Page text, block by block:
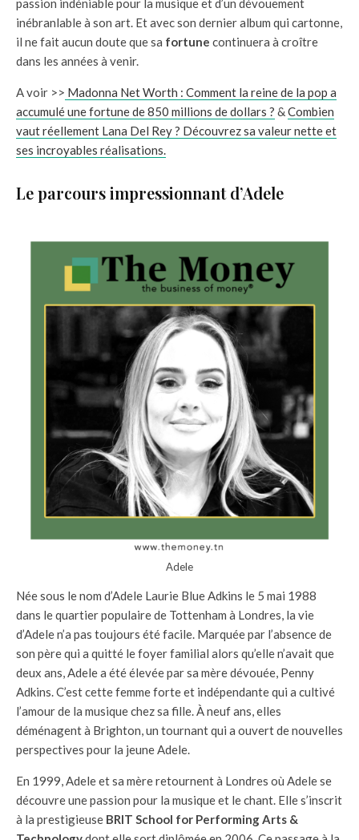
inébranlable à son art. Et avec son dernier album qui cartonne,
il ne fait aucun doute que sa fortune continuera à croître
dans les années à venir.
A voir >> Madonna Net Worth : Comment la reine de la pop a
accumulé une fortune de 850 millions de dollars ? &Combien
vaut réellement Lana Del Rey ? Découvrez sa valeur nette et
ses incroyables réalisations.
Le parcours impressionnant d’Adele
Adele
Née sous le nom d’Adele Laurie Blue Adkins le 5 mai 1988
dans le quartier populaire de Tottenham à Londres, la vie
d’Adele n’a pas toujours été facile. Marquée par l’absence de
son père qui a quitté le foyer familial alors qu’elle n’avait que
deux ans, Adele a été élevée par sa mère dévouée, Penny
Adkins. C’est cette femme forte et indépendante qui a cultivé
l’amour de la musique chez sa fille. À neuf ans, elles
déménagent à Brighton, un tournant qui a ouvert de nouvelles
perspectives pour la jeune Adele.
En 1999, Adele et sa mère retournent à Londres où Adele se
découvre une passion pour la musique et le chant. Elle s’inscrit
à la prestigieuse BRIT School for Performing Arts &